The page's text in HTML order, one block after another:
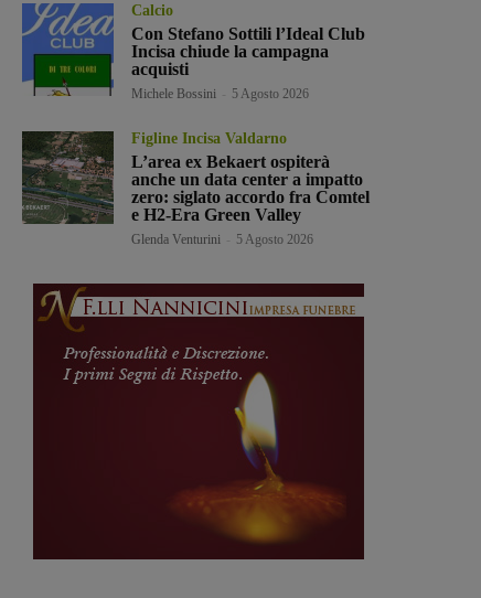
Calcio
Con Stefano Sottili l’Ideal Club
Incisa chiude la campagna
acquisti
Michele Bossini 5 Agosto 2026
Figline Incisa Valdarno
L’area ex Bekaert ospiterà
anche un data center a impatto
zero: siglato accordo fra Comtel
e H2-Era Green Valley
Glenda Venturini 5 Agosto 2026